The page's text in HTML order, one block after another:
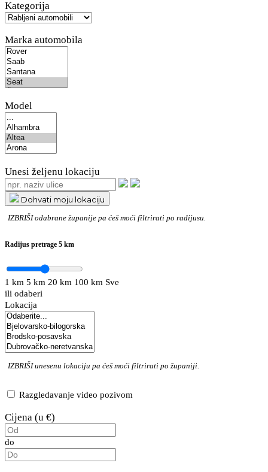
Kategorija
Marka automobila
Model
Unesi željenu lokaciju
Dohvati moju lokaciju
IZBRIŠIodabrane županije pa ćeš moći filtrirati po radijusu.
Radijus pretrage 5 km
1 km 5 km 20 km 100 km Sve
ili odaberi
Lokacija
IZBRIŠIunesenu lokaciju pa ćeš moći filtrirati po županiji.
Razgledavanje video pozivom
Cijena (u €)
do